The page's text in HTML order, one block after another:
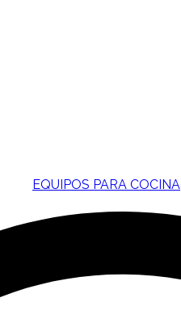
EQUIPOS PARA COCINA